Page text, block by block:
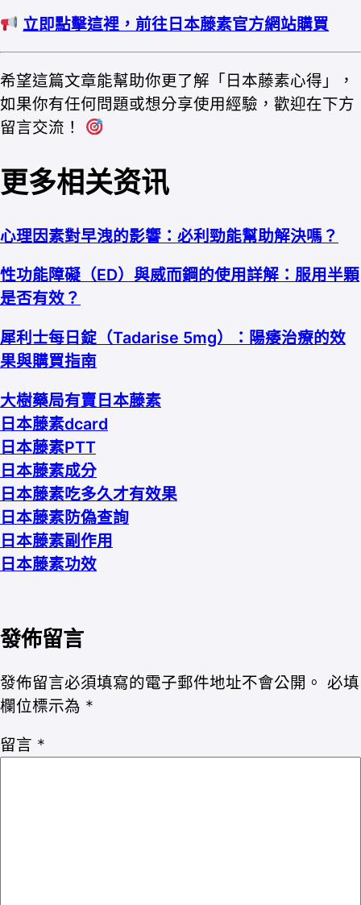
立即點擊這裡，前往日本藤素官方網站購買
希望這篇文章能幫助你更了解「日本藤素心得」，
如果你有任何問題或想分享使用經驗，歡迎在下方
留言交流！
更多相关资讯
心理因素對早洩的影響：必利勁能幫助解決嗎？
性功能障礙（ED）與威而鋼的使用詳解：服用半顆
是否有效？
犀利士每日錠（Tadarise 5mg）：陽痿治療的效
果與購買指南
大樹藥局有賣日本藤素
日本藤素dcard
日本藤素PTT
日本藤素成分
日本藤素吃多久才有效果
日本藤素防偽查詢
日本藤素副作用
日本藤素功效
發佈留言
發佈留言必須填寫的電子郵件地址不會公開。 必填
欄位標示為 *
留言 *